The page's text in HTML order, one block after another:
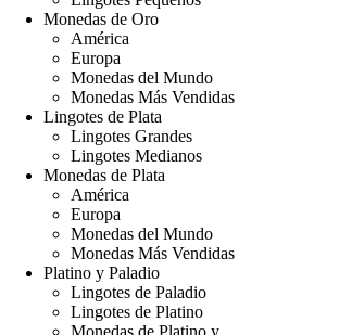
Monedas de Oro
América
Europa
Monedas del Mundo
Monedas Más Vendidas
Lingotes de Plata
Lingotes Grandes
Lingotes Medianos
Monedas de Plata
América
Europa
Monedas del Mundo
Monedas Más Vendidas
Platino y Paladio
Lingotes de Paladio
Lingotes de Platino
Monedas de Platino y